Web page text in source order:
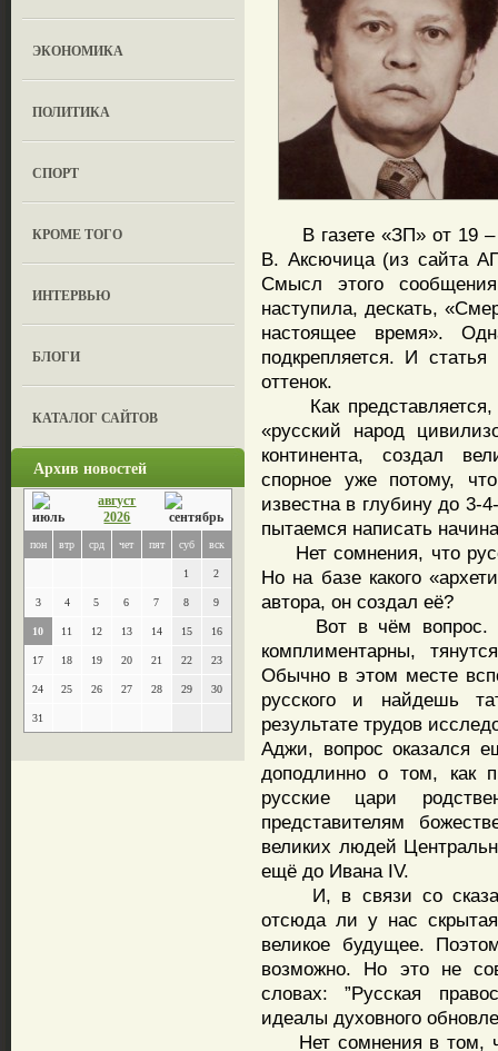
ЭКОНОМИКА
ПОЛИТИКА
СПОРТ
КРОМЕ ТОГО
ИНТЕРВЬЮ
БЛОГИ
КАТАЛОГ САЙТОВ
Архив новостей
август
2026
пон втр срд чет пят суб вск
1 2
3 4 5 6 7 8 9
10 11 12 13 14 15 16
17 18 19 20 21 22 23
24 25 26 27 28 29 30
31
В газете «ЗП» от 19 –
В. Аксючица (из сайта
Смысл этого
наступила, дескать,
настоящее время».
подкрепляется. И
оттенок.
Как представляется,
«русский народ
континента, создал
спорное уже потому,
известна в глубину до
пытаемся написать
Нет сомнения, что
Но на базе какого
автора, он создал её?
Вот в чём вопрос.
комплиментарны,
Обычно в этом месте
русского и найдешь
результате трудов
Аджи, вопрос оказался
доподлинно о том, как
русские цари
представителям
великих людей
ещё до Ивана IV.
И, в связи со
отсюда ли у нас
великое будущее.
возможно. Но это не
словах: ”Русская
идеалы духовного
Нет сомнения в том,